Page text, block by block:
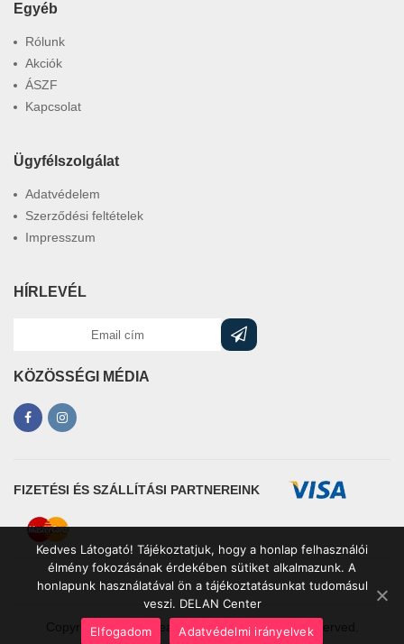
Egyéb
Rólunk
Akciók
ÁSZF
Kapcsolat
Ügyfélszolgálat
Adatvédelem
Szerződési feltételek
Impresszum
HÍRLEVÉL
KÖZÖSSÉGI MÉDIA
FIZETÉSI ÉS SZÁLLÍTÁSI PARTNEREINK
Copyrights © 2021 leakcioztuk.hu. All Rights Reserved.
Kedves Látogató! Tájékoztatjuk, hogy a honlap felhasználói
élmény fokozásának érdekében sütiket alkalmazunk. A
honlapunk használatával ön a tájékoztatásunkat tudomásul
veszi. DELAN Center
Elfogadom
Adatvédelmi irányelvek